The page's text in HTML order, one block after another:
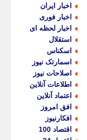
اخبار ایران
اخبار فوری
اخبار لحظه ای
استقلال
اسکناس
اسمارتک نیوز
اصلاحات نیوز
اطلاعات آنلاین
اعتماد آنلاین
افق امروز
افکارنیوز
اقتصاد 100